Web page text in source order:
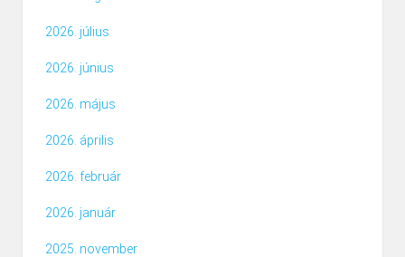
2026. július
2026. június
2026. május
2026. április
2026. február
2026. január
2025. november